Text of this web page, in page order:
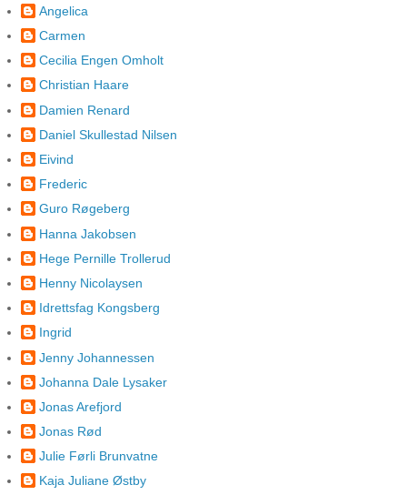
Angelica
Carmen
Cecilia Engen Omholt
Christian Haare
Damien Renard
Daniel Skullestad Nilsen
Eivind
Frederic
Guro Røgeberg
Hanna Jakobsen
Hege Pernille Trollerud
Henny Nicolaysen
Idrettsfag Kongsberg
Ingrid
Jenny Johannessen
Johanna Dale Lysaker
Jonas Arefjord
Jonas Rød
Julie Førli Brunvatne
Kaja Juliane Østby